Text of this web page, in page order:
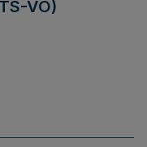
VO)